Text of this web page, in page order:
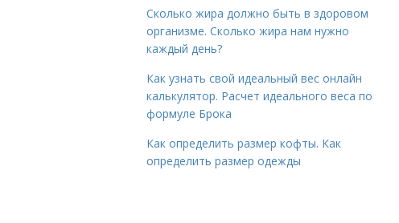
Сколько жира должно быть в здоровом
организме. Сколько жира нам нужно
каждый день?
Как узнать свой идеальный вес онлайн
калькулятор. Расчет идеального веса по
формуле Брока
Как определить размер кофты. Как
определить размер одежды